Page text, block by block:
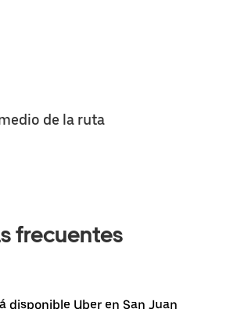
de la ruta
frecuentes
disponible Uber en San Juan